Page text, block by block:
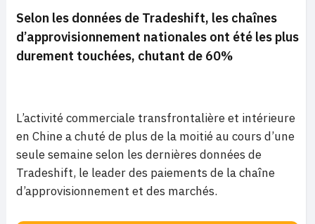
Selon les données de Tradeshift, les chaînes
d’approvisionnement nationales ont été les plus
durement touchées, chutant de 60%
L’activité commerciale transfrontalière et intérieure
en Chine a chuté de plus de la moitié au cours d’une
seule semaine selon les dernières données de
Tradeshift, le leader des paiements de la chaîne
d’approvisionnement et des marchés.